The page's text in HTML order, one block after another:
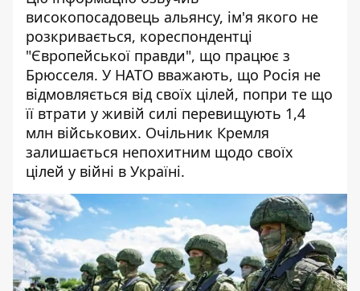
високопосадовець альянсу, ім'я якого не
розкривається, кореспондентці
"Європейської правди", що працює з
Брюсселя. У НАТО вважають, що Росія не
відмовляється від своїх цілей, попри те що
її втрати у живій силі перевищують 1,4
млн військових. Очільник Кремля
залишається непохитним щодо своїх
цілей у війні в Україні.